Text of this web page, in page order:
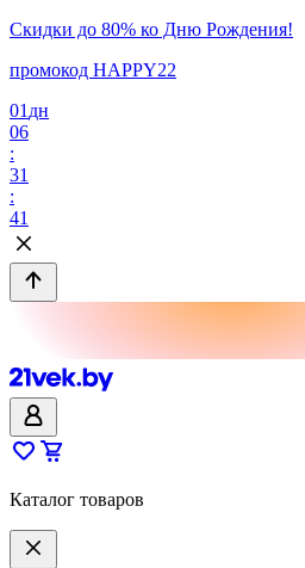
Скидки до 80% ко Дню Рождения!
промокод HAPPY22
01 дн
06
:
31
:
41
Каталог товаров